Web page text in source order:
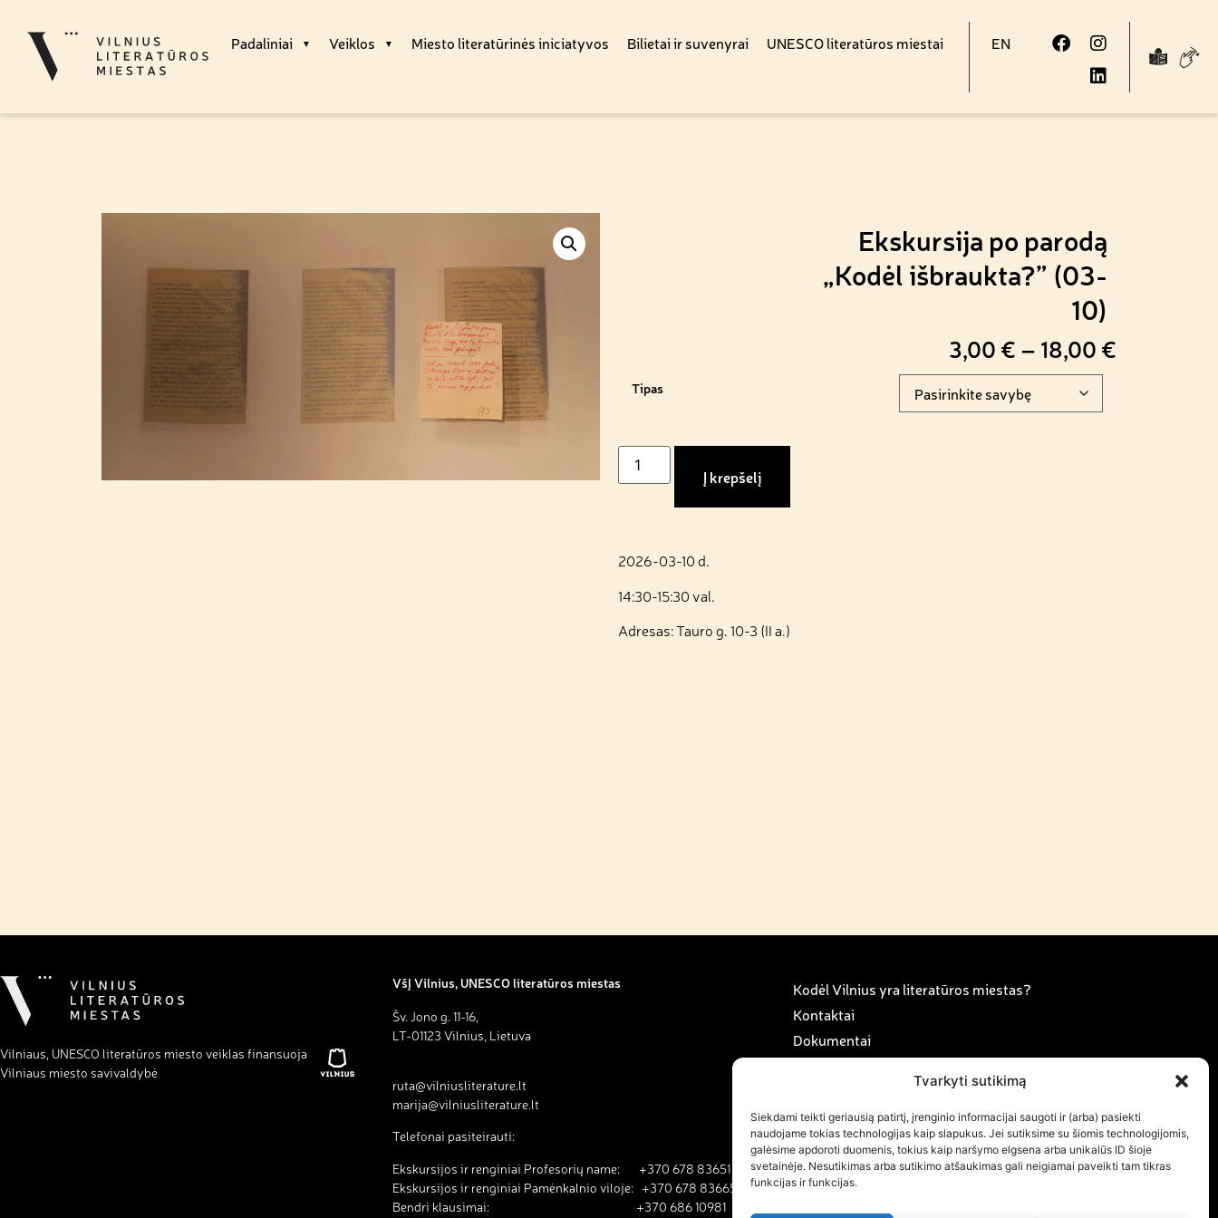
Tvarkyti sutikimą
Siekdami teikti geriausią patirtį, įrenginio informacijai saugoti ir (arba) pasiekti
naudojame tokias technologijas kaip slapukus. Jei sutiksime su šiomis technologijomis,
galėsime apdoroti duomenis, tokius kaip naršymo elgsena arba unikalūs ID šioje
svetainėje. Nesutikimas arba sutikimo atšaukimas gali neigiamai paveikti tam tikras
funkcijas ir funkcijas.
Padaliniai Veiklos Miesto literatūrinės iniciatyvos Bilietai ir suvenyrai UNESCO literatūros miestai EN
Ekskursija po parodą
„Kodėl išbraukta?” (03-
10)
3,00 € – 18,00 €
Tipas
Į krepšelį
2026-03-10 d.
14:30-15:30 val.
Adresas: Tauro g. 10-3 (II a.)
Vilniaus, UNESCO literatūros miesto veiklas finansuoja
Vilniaus miesto savivaldybė
VšĮ Vilnius, UNESCO literatūros miestas
Šv. Jono g. 11-16,
LT-01123 Vilnius, Lietuva
ruta@vilniusliterature.lt
marija@vilniusliterature.lt
Telefonai pasiteirauti:
Ekskursijos ir renginiai Profesorių name: +370 678 83651
Ekskursijos ir renginiai Pamėnkalnio viloje: +370 678 83665
Bendri klausimai: +370 686 10981
Kodėl Vilnius yra literatūros miestas?
Kontaktai
Dokumentai
Savanorystė ir karjera
Naujienos
Naujienlaiškio prenumerata